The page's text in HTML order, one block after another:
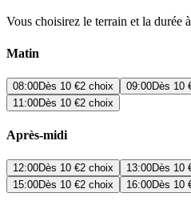
Vous choisirez le terrain et la durée
Matin
08:00Dès 10 €2 choix 09:00Dès 10
11:00Dès 10 €2 choix
Après-midi
12:00Dès 10 €2 choix 13:00Dès 10
15:00Dès 10 €2 choix 16:00Dès 10